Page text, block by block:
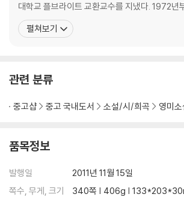
대학교 플브라이트 교환교수를 지냈다. 1972
강대학교 영문과 교수 및 문과대학장을 지냈으며
교수로 있다. 1976년 『문학사상』에 평론 등단, 서울시문화상 문학부
펼쳐보기
관련 분류
중고샵 중고 국내도서 소설/시/희곡 영미소
품목정보
발행일
2011년 11월 15일
쪽수, 무게, 크기
340쪽 | 406g |